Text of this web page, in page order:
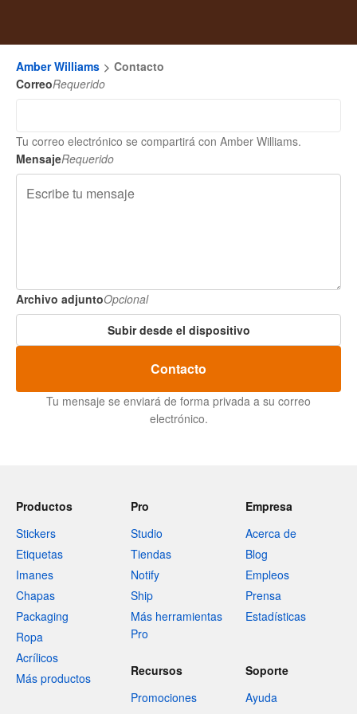
Amber Williams
Contacto
CorreoRequerido
Tu correo electrónico se compartirá con Amber Williams.
MensajeRequerido
Archivo adjuntoOpcional
Subir desde el dispositivo
Contacto
Tu mensaje se enviará de forma privada a su correo
electrónico.
Productos
Stickers
Etiquetas
Imanes
Chapas
Packaging
Ropa
Acrílicos
Más productos
Pro
Studio
Tiendas
Notify
Ship
Más herramientas
Pro
Empresa
Acerca de
Blog
Empleos
Prensa
Estadísticas
Recursos
Promociones
Soporte
Ayuda